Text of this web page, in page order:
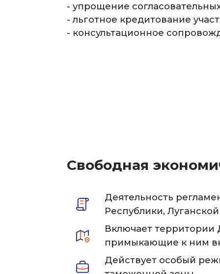
- упрощение
- льготное кредитование
- консультационное
Свободная
Деятельность
Республики,
Включает территории
примыкающие к ним
Действует особый